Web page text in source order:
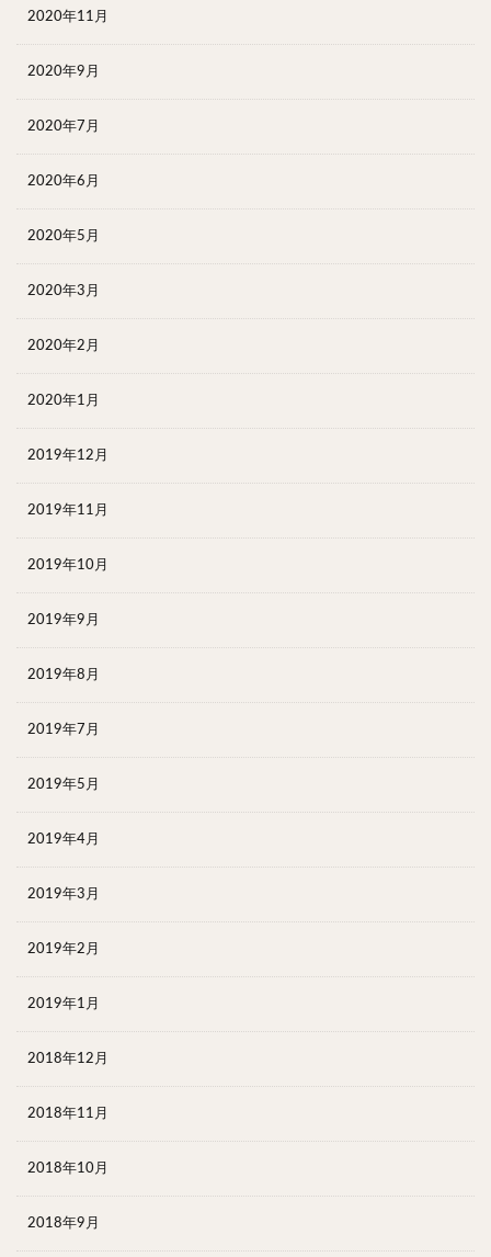
2020年11月
2020年9月
2020年7月
2020年6月
2020年5月
2020年3月
2020年2月
2020年1月
2019年12月
2019年11月
2019年10月
2019年9月
2019年8月
2019年7月
2019年5月
2019年4月
2019年3月
2019年2月
2019年1月
2018年12月
2018年11月
2018年10月
2018年9月